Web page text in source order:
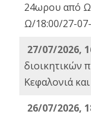
24ωρου από
Ω/18:00/27-
27/07/2026,
διοικητικών
Κεφαλονιά
26/07/2026,